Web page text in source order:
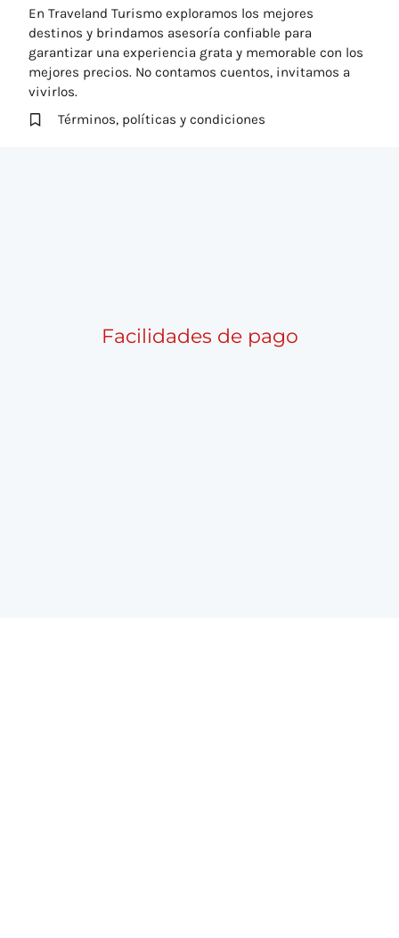
En Traveland Turismo exploramos los mejores
destinos y brindamos asesoría confiable para
garantizar una experiencia grata y memorable con los
mejores precios. No contamos cuentos, invitamos a
vivirlos.
Términos, políticas y condiciones
Facilidades de pago